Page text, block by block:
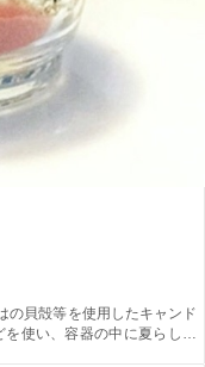
の貝殻等を使用したキャンド
使い、容器の中に夏らしい